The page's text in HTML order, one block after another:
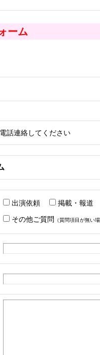
ーム
絡してください
出演依頼 掲載・報
その他ご質問 （質問項目が無い